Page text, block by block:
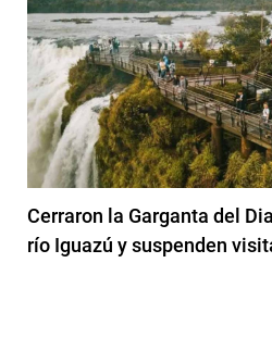
Cerraron la Garganta del
río Iguazú y suspenden